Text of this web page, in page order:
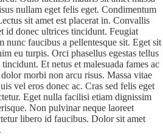
nullam eget felis eget. Condimentum
sit amet est placerat in. Convallis
id donec ultrices tincidunt. Feugiat
nunc faucibus a pellentesque sit. Eget sit
eu turpis. Orci phasellus egestas tellus
Et netus et malesuada fames ac
morbi non arcu risus. Massa vitae
vel eros donec ac. Cras sed felis eget
Eget nulla facilisi etiam dignissim
Non pulvinar neque laoreet
libero id faucibus. Dolor sit amet